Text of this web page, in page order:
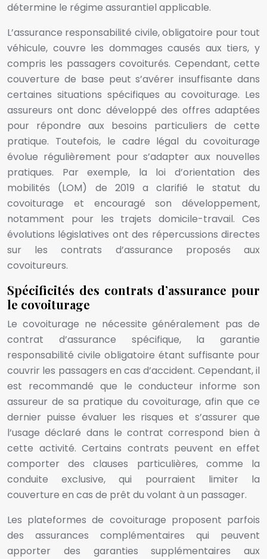
détermine le régime assurantiel applicable.
L’assurance responsabilité civile, obligatoire pour tout
véhicule, couvre les dommages causés aux tiers, y
compris les passagers covoiturés. Cependant, cette
couverture de base peut s’avérer insuffisante dans
certaines situations spécifiques au covoiturage. Les
assureurs ont donc développé des offres adaptées
pour répondre aux besoins particuliers de cette
pratique. Toutefois, le cadre légal du covoiturage
évolue régulièrement pour s’adapter aux nouvelles
pratiques. Par exemple, la loi d’orientation des
mobilités (LOM) de 2019 a clarifié le statut du
covoiturage et encouragé son développement,
notamment pour les trajets domicile-travail. Ces
évolutions législatives ont des répercussions directes
sur les contrats d’assurance proposés aux
covoitureurs.
Spécificités des contrats d’assurance pour
le covoiturage
Le covoiturage ne nécessite généralement pas de
contrat d’assurance spécifique, la garantie
responsabilité civile obligatoire étant suffisante pour
couvrir les passagers en cas d’accident. Cependant, il
est recommandé que le conducteur informe son
assureur de sa pratique du covoiturage, afin que ce
dernier puisse évaluer les risques et s’assurer que
l’usage déclaré dans le contrat correspond bien à
cette activité. Certains contrats peuvent en effet
comporter des clauses particulières, comme la
conduite exclusive, qui pourraient limiter la
couverture en cas de prêt du volant à un passager.
Les plateformes de covoiturage proposent parfois
des assurances complémentaires qui peuvent
apporter des garanties supplémentaires aux